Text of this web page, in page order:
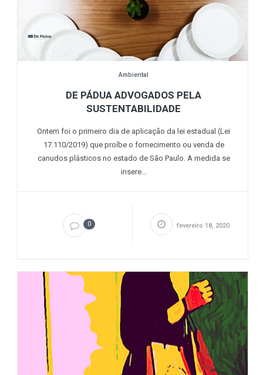
Ambiental
DE PÁDUA ADVOGADOS PELA
SUSTENTABILIDADE
Ontem foi o primeiro dia de aplicação da lei estadual (Lei
17.110/2019) que proíbe o fornecimento ou venda de
canudos plásticos no estado de São Paulo. A medida se
insere...
0 fevereiro 18, 2020